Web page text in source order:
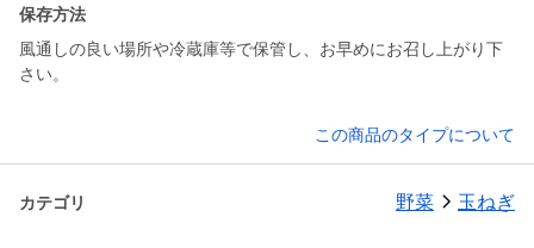
保存方法
風通しの良い場所や冷蔵庫等で保管し、お早めにお召し上がり下
さい。
この商品のタイプについて
カテゴリ 野菜 玉ねぎ